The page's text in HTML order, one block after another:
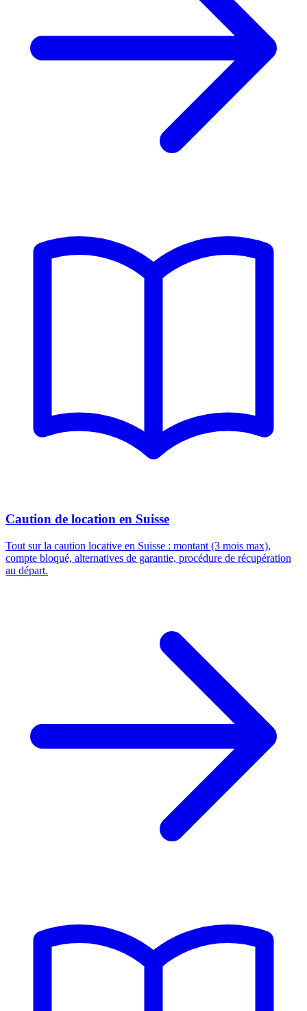
Caution de location en Suisse
Tout sur la caution locative en Suisse : montant (3 mois max),
compte bloqué, alternatives de garantie, procédure de récupération
au départ.